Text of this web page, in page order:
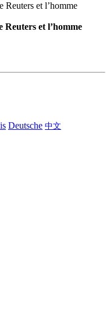
Reuters et l’homme
Deutsche 中文